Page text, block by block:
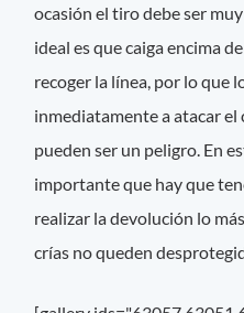
ocasión el tiro debe ser
ideal es que caiga encima
recoger la línea, por lo que
inmediatamente a atacar el
pueden ser un peligro. En
importante que hay que
realizar la devolución lo
crías no queden